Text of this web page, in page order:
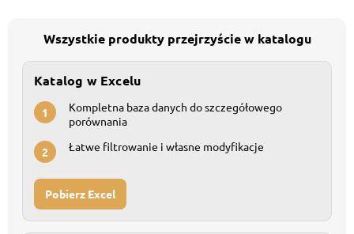
Wszystkie produkty przejrzyście w katalogu
Katalog w Excelu
1
Kompletna baza danych do szczegółowego
porównania
2 Łatwe filtrowanie i własne modyfikacje
Pobierz Excel